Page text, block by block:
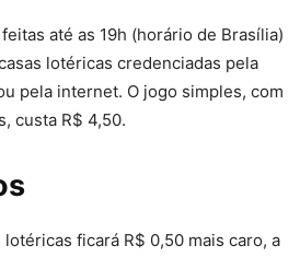
até as 19h (horário de Brasília)
lotéricas credenciadas pela
pela internet. O jogo simples, com
custa R$ 4,50.
ficará R$ 0,50 mais caro, a